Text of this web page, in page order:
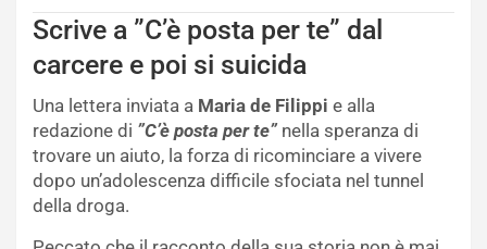
Scrive a ”C’è posta per te” dal
carcere e poi si suicida
Una lettera inviata a Maria de Filippi e alla
redazione di ”C’è posta per te”nella speranza di
trovare un aiuto, la forza di ricominciare a vivere
dopo un’adolescenza difficile sfociata nel tunnel
della droga.